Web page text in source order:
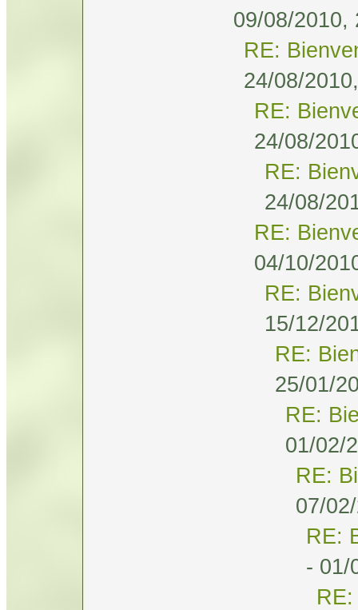
09/08/2010,
RE:
24/08/
RE:
24/08/
RE:
24/08/
RE:
04/10/
RE:
15/12/
RE:
25/01/
RE:
01/02/
RE:
07/
RE:
- 01/